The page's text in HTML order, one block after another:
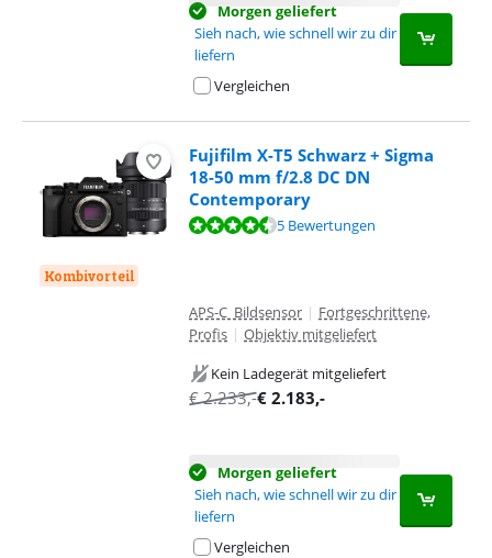
Morgen geliefert
Sieh nach, wie schnell wir zu dir
liefern
Vergleichen
Kombivorteil
Fujifilm X-T5 Schwarz + Sigma
18-50 mm f/2.8 DC DN
Contemporary
Bewertet mit 8,7 von 10, basierend auf 5 Bewertungen.
5 Bewertungen
APS-C Bildsensor | Fortgeschrittene,
Profis | Objektiv mitgeliefert
Kein Ladegerät mitgeliefert
€2.233,-€ 2.183,-
Morgen geliefert
Sieh nach, wie schnell wir zu dir
liefern
Vergleichen